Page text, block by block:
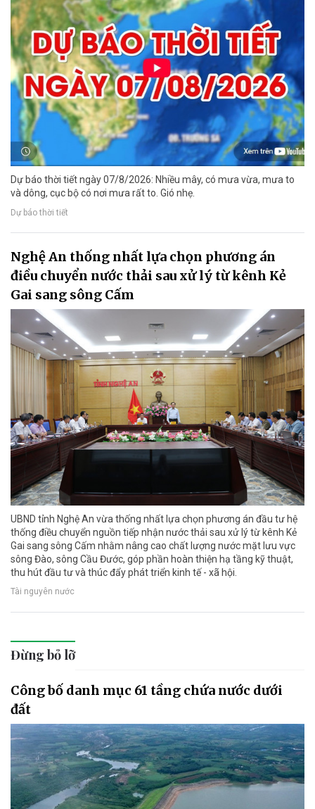
Dự báo thời tiết ngày 07/8/2026: Nhiều mây, có mưa vừa, mưa to
và dông, cục bộ có nơi mưa rất to. Gió nhẹ.
Dự báo thời tiết
Nghệ An thống nhất lựa chọn phương án
điều chuyển nước thải sau xử lý từ kênh Kẻ
Gai sang sông Cấm
UBND tỉnh Nghệ An vừa thống nhất lựa chọn phương án đầu tư hệ
thống điều chuyển nguồn tiếp nhận nước thải sau xử lý từ kênh Kẻ
Gai sang sông Cấm nhằm nâng cao chất lượng nước mặt lưu vực
sông Đào, sông Cầu Đước, góp phần hoàn thiện hạ tầng kỹ thuật,
thu hút đầu tư và thúc đẩy phát triển kinh tế - xã hội.
Tài nguyên nước
Đừng bỏ lỡ
Công bố danh mục 61 tầng chứa nước dưới
đất